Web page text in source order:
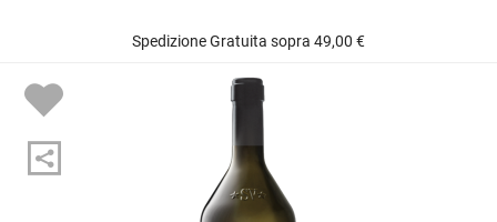
Spedizione Gratuita sopra 49,00 €